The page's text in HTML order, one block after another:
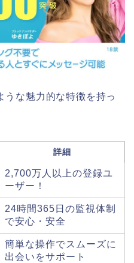
うな魅力的な特徴を持っ
詳細
2,700万人以上の登録ユ
ーザー！
24時間365日の監視体制
で安心・安全
簡単な操作でスムーズに
出会いをサポート